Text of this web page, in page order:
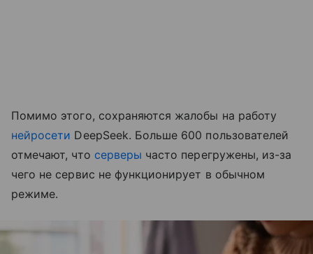
Помимо этого, сохраняются жалобы на работу
нейросети DeepSeek. Больше 600 пользователей
отмечают, что серверы часто перегружены, из-за
чего не сервис не функционирует в обычном
режиме.